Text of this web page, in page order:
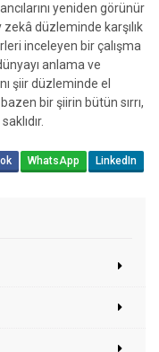
yeniden görünür
düzleminde karşılık
inceleyen bir çalışma
anlama ve
şiir düzleminde el
bir şiirin bütün sırrı,
WhatsApp LinkedIn